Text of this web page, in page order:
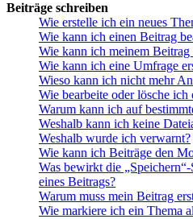
Beiträge schreiben
Wie erstelle ich ein neues
Wie kann ich einen Beitrag
Wie kann ich meinem
Wie kann ich eine Umfrage
Wieso kann ich nicht mehr
Wie bearbeite oder lösche ich
Warum kann ich auf
Weshalb kann ich keine
Weshalb wurde ich verwarnt?
Wie kann ich Beiträge den
Was bewirkt die
eines Beitrags?
Warum muss mein Beitrag
Wie markiere ich ein Thema